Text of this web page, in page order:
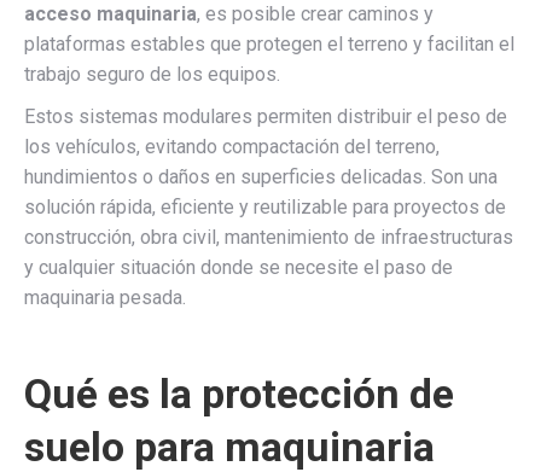
acceso maquinaria, es posible crear caminos y
plataformas estables que protegen el terreno y facilitan el
trabajo seguro de los equipos.
Estos sistemas modulares permiten distribuir el peso de
los vehículos, evitando compactación del terreno,
hundimientos o daños en superficies delicadas. Son una
solución rápida, eficiente y reutilizable para proyectos de
construcción, obra civil, mantenimiento de infraestructuras
y cualquier situación donde se necesite el paso de
maquinaria pesada.
Qué es la protección de
suelo para maquinaria